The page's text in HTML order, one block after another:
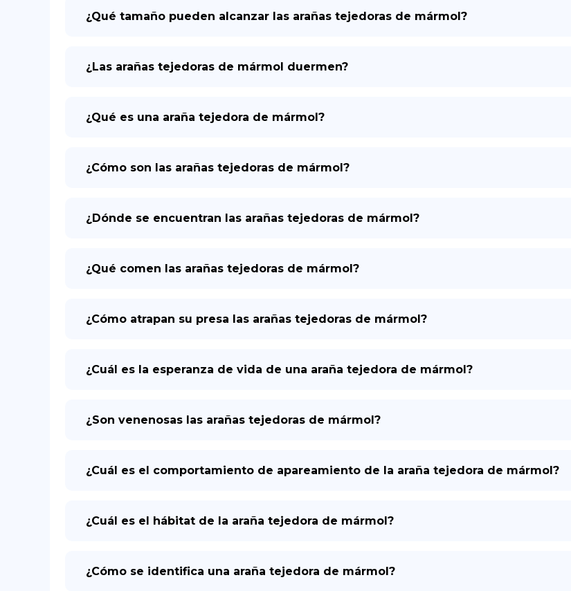
¿Qué tamaño pueden alcanzar las arañas tejedoras de mármol?
¿Las arañas tejedoras de mármol duermen?
¿Qué es una araña tejedora de mármol?
¿Cómo son las arañas tejedoras de mármol?
¿Dónde se encuentran las arañas tejedoras de mármol?
¿Qué comen las arañas tejedoras de mármol?
¿Cómo atrapan su presa las arañas tejedoras de mármol?
¿Cuál es la esperanza de vida de una araña tejedora de mármol?
¿Son venenosas las arañas tejedoras de mármol?
¿Cuál es el comportamiento de apareamiento de la araña tejedora de mármol?
¿Cuál es el hábitat de la araña tejedora de mármol?
¿Cómo se identifica una araña tejedora de mármol?